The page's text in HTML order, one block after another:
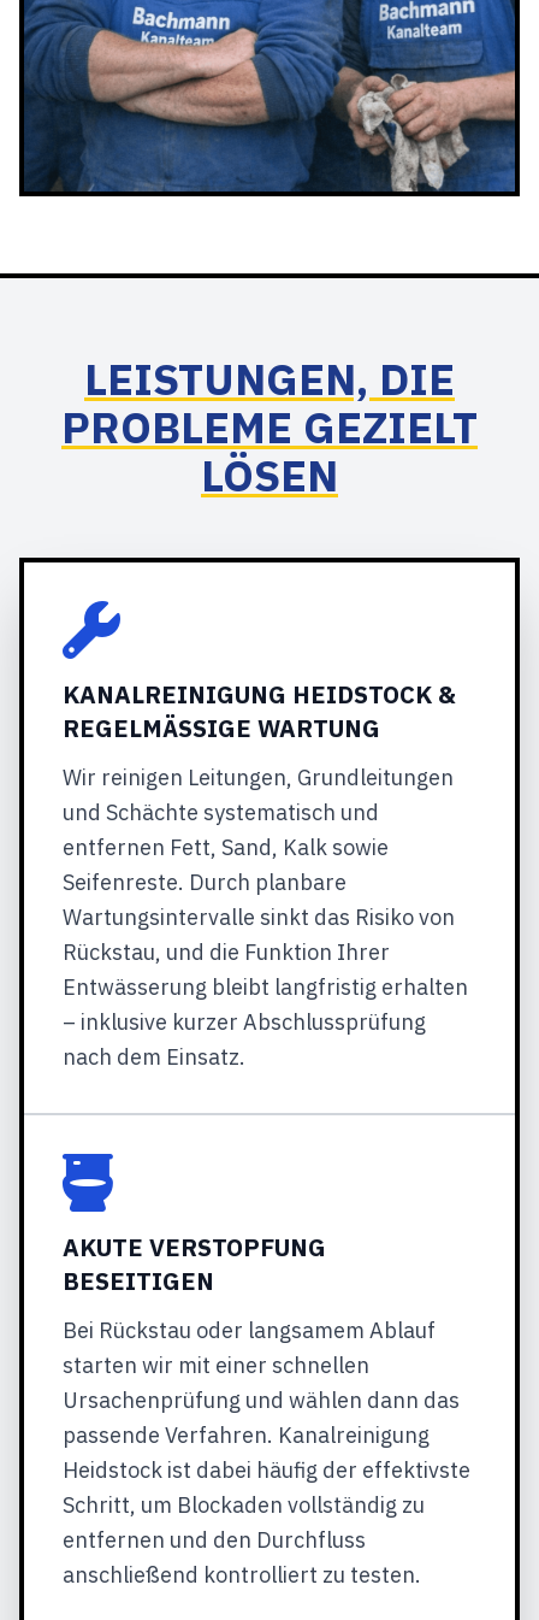
LEISTUNGEN, DIE
PROBLEME GEZIELT
LÖSEN
KANALREINIGUNG HEIDSTOCK &
REGELMÄSSIGE WARTUNG
Wir reinigen Leitungen, Grundleitungen
und Schächte systematisch und
entfernen Fett, Sand, Kalk sowie
Seifenreste. Durch planbare
Wartungsintervalle sinkt das Risiko von
Rückstau, und die Funktion Ihrer
Entwässerung bleibt langfristig erhalten
– inklusive kurzer Abschlussprüfung
nach dem Einsatz.
AKUTE VERSTOPFUNG
BESEITIGEN
Bei Rückstau oder langsamem Ablauf
starten wir mit einer schnellen
Ursachenprüfung und wählen dann das
passende Verfahren. Kanalreinigung
Heidstock ist dabei häufig der effektivste
Schritt, um Blockaden vollständig zu
entfernen und den Durchfluss
anschließend kontrolliert zu testen.